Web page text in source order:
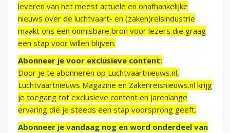
leveren van het meest actuele en onafhankelijke
nieuws over de luchtvaart- en (zaken)reisindustrie
maakt ons een onmisbare bron voor lezers die graag
een stap voor willen blijven.
Abonneer je voor exclusieve content:
Door je te abonneren op Luchtvaartnieuws.nl,
Luchtvaartnieuws Magazine en Zakenreisnieuws.nl krijg
je toegang tot exclusieve content en jarenlange
ervaring die je steeds een stap voorsprong geeft.
Abonneer je vandaag nog en word onderdeel van